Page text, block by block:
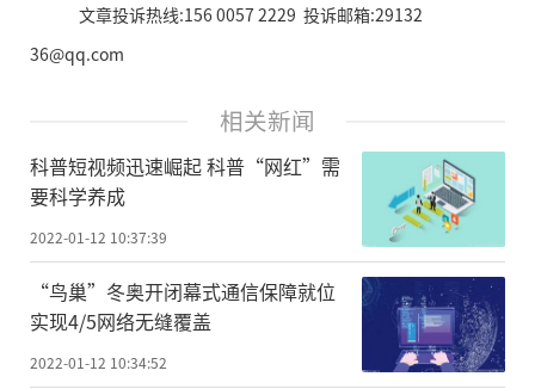
文章投诉热线:156 0057 2229 投诉邮箱:29132
36@qq.com
相关新闻
科普短视频迅速崛起 科普“网红”需
要科学养成
2022-01-12 10:37:39
“鸟巢”冬奥开闭幕式通信保障就位
实现4/5网络无缝覆盖
2022-01-12 10:34:52